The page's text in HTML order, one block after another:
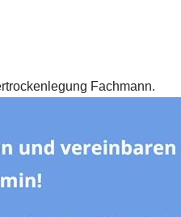
Fachmann.